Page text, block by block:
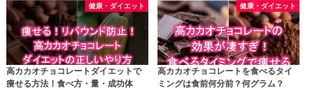
健康・ダイエット
高カカオチョコレートダイエットで
痩せる方法！食べ方・量・成功体
健康・ダイエット
高カカオチョコレートを食べるタイ
ミングは食前何分前？何グラム？